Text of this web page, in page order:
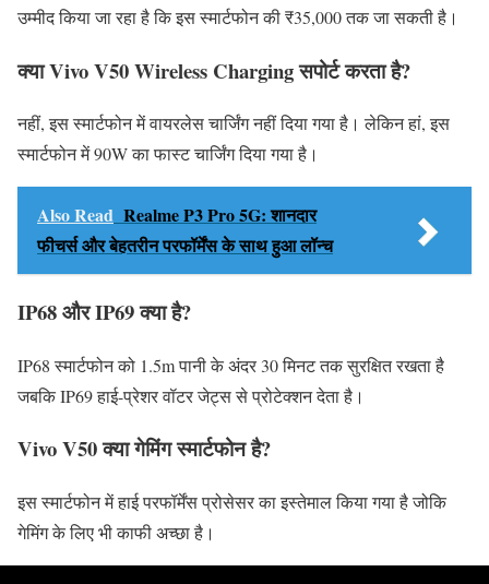
उम्मीद किया जा रहा है कि इस स्मार्टफोन की ₹35,000 तक जा सकती है।
क्या Vivo V50 Wireless Charging सपोर्ट करता है?
नहीं, इस स्मार्टफोन में वायरलेस चार्जिंग नहीं दिया गया है। लेकिन हां, इस
स्मार्टफोन में 90W का फास्ट चार्जिंग दिया गया है।
Also Read Realme P3 Pro 5G: शानदार
फीचर्स और बेहतरीन परफॉर्मेंस के साथ हुआ लॉन्च
IP68 और IP69 क्या है?
IP68 स्मार्टफोन को 1.5m पानी के अंदर 30 मिनट तक सुरक्षित रखता है
जबकि IP69 हाई-प्रेशर वॉटर जेट्स से प्रोटेक्शन देता है।
Vivo V50 क्या गेमिंग स्मार्टफोन है?
इस स्मार्टफोन में हाई परफॉर्मेंस प्रोसेसर का इस्तेमाल किया गया है जोकि
गेमिंग के लिए भी काफी अच्छा है।